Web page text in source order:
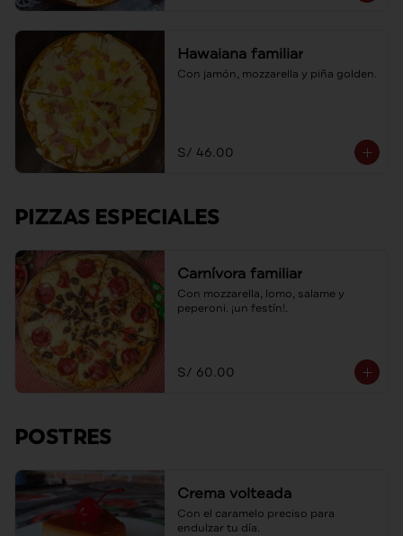
Hawaiana familiar
Con jamón, mozzarella y piña golden.
S/ 46.00
PIZZAS ESPECIALES
Carnívora familiar
Con mozzarella, lomo, salame y
peperoni. ¡un festín!.
S/ 60.00
POSTRES
Crema volteada
Con el caramelo preciso para
endulzar tu día.